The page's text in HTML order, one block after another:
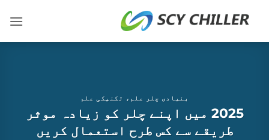
بنیادی چلر علم ، تکنیکی علم
2025 میں اپنے چلر کو زیادہ موثر
طریقے سے کس طرح استعمال کریں